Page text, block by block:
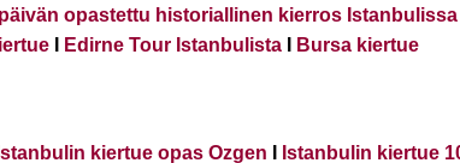
opastettu historiallinen kierros IstanbulissaI
I Edirne Tour IstanbulistaI Bursa kiertue
Istanbulin kiertue opas Ozgen Istanbulin kiertue